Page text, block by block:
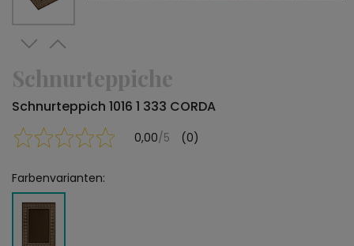
Schnurteppiche
Schnurteppich 1016 1 333 CORDA
0,00/5 (0)
Farbenvarianten: